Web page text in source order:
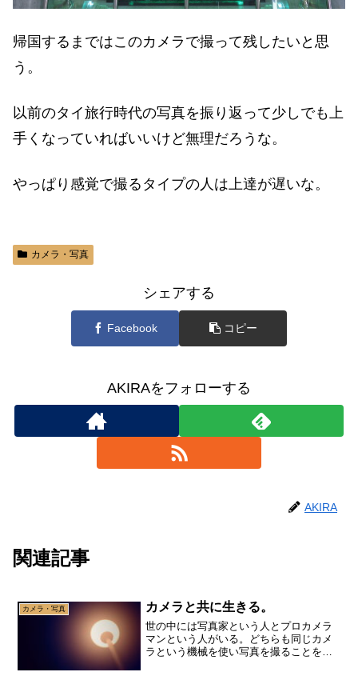
帰国するまではこのカメラで撮って残したいと思
う。
以前のタイ旅行時代の写真を振り返って少しでも上
手くなっていればいいけど無理だろうな。
やっぱり感覚で撮るタイプの人は上達が遅いな。
カメラ・写真
シェアする
Facebook コピー
AKIRAをフォローする
AKIRA
関連記事
カメラ・写真 カメラと共に生きる。
世の中には写真家という人とプロカメラ
マンという人がいる。どちらも同じカメ
ラという機械を使い写真を撮ることを売